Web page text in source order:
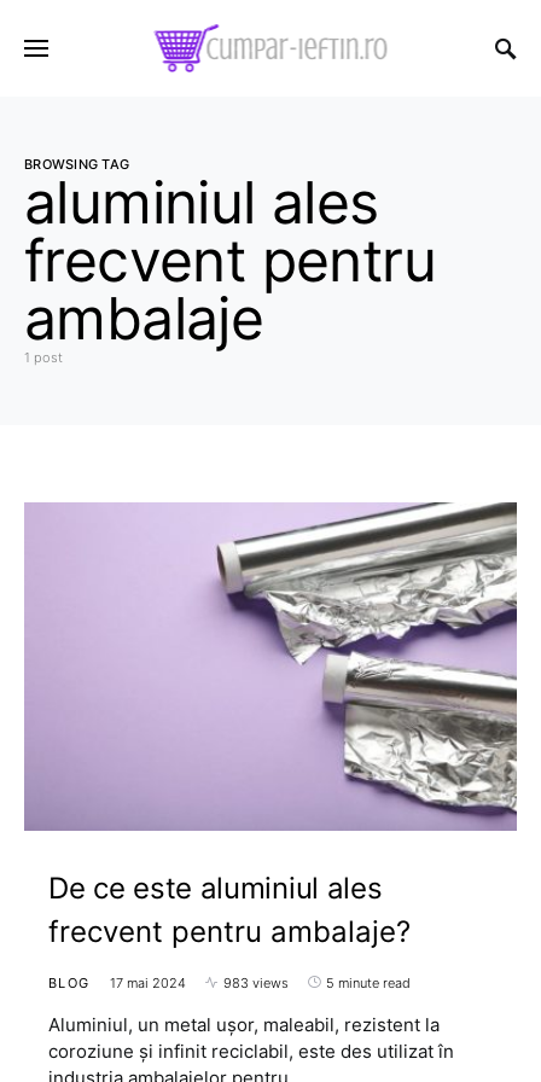
BROWSING TAG
aluminiul ales
frecvent pentru
ambalaje
1 post
De ce este aluminiul ales
frecvent pentru ambalaje?
BLOG 17 mai 2024 983 views 5 minute read
Aluminiul, un metal ușor, maleabil, rezistent la
coroziune și infinit reciclabil, este des utilizat în
industria ambalajelor pentru…